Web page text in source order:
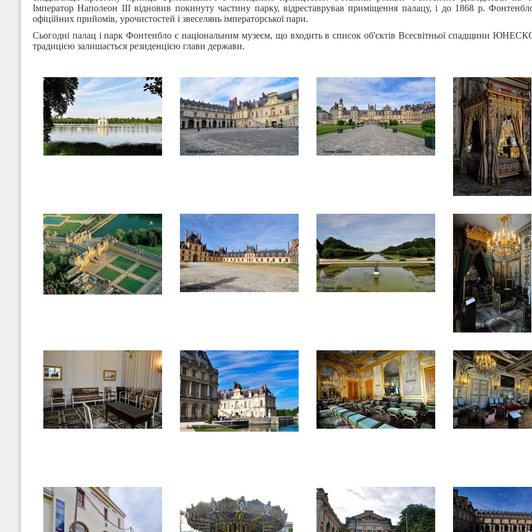
Імператор Наполеон III відновив покинуту частину парку, відреставрував приміщення палацу, і до 1868 р.
офіційних прийомів, урочистостей і звеселянь імператорської пари.
Сьогодні палац і парк Фонтенбло є національним музеєм, що входить в список об'єктів Всесвітньої спадщини
традицією залишається резиденцією глави держави.